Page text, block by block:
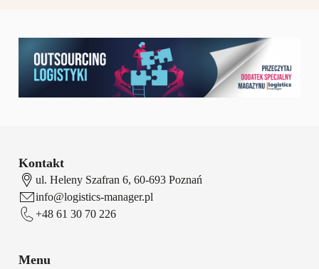
Kontakt
ul. Heleny Szafran 6, 60-693 Poznań
info@logistics-manager.pl
+48 61 30 70 226
Menu